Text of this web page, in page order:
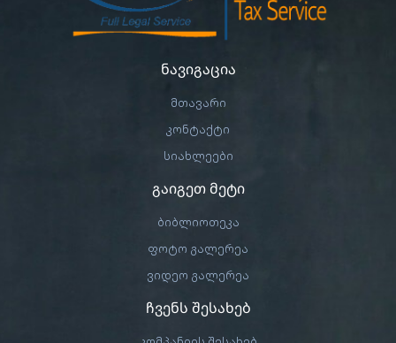
ნავიგაცია
მთავარი
კონტაქტი
სიახლეები
გაიგეთ მეტი
ბიბლიოთეკა
ფოტო გალერეა
ვიდეო გალერეა
ჩვენს შესახებ